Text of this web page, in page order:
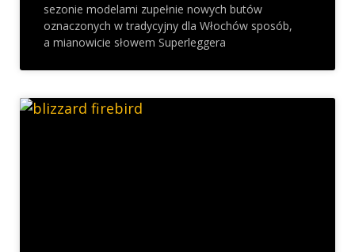
sezonie modelami zupełnie nowych butów
oznaczonych w tradycyjny dla Włochów sposób,
a mianowicie słowem Superleggera